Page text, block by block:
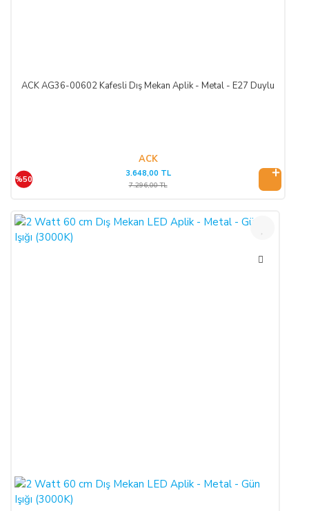
ACK AG36-00602 Kafesli Dış Mekan Aplik - Metal - E27 Duylu
ACK
%50
3.648,00 TL
7.296,00 TL